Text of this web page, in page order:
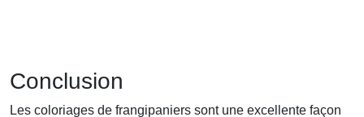
Conclusion
Les coloriages de frangipaniers sont une excellente façon